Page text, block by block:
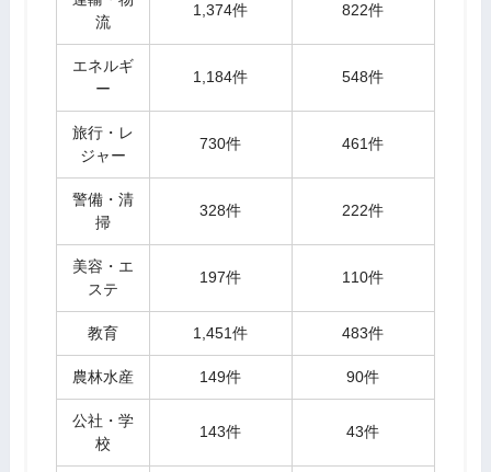
流
1,374件 822件
エネルギ
ー
1,184件 548件
旅行・レ
ジャー
730件 461件
警備・清
掃
328件 222件
美容・エ
ステ
197件 110件
教育 1,451件 483件
農林水産 149件 90件
公社・学
校
143件 43件